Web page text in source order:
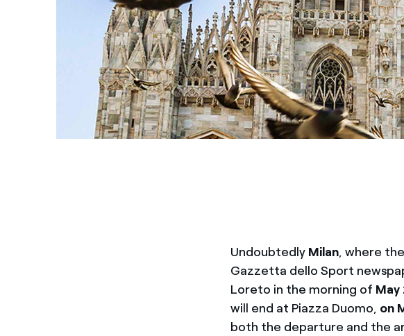
Undoubtedly Milan, where
Gazzetta dello Sport
Loreto in the morning of May
will end at Piazza Duomo, on
both the departure and the